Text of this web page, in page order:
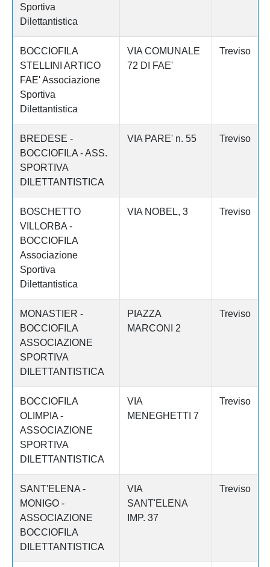
Sportiva
Dilettantistica
BOCCIOFILA
STELLINI ARTICO
FAE' Associazione
Sportiva
Dilettantistica
VIA COMUNALE
72 DI FAE'
Treviso
BREDESE -
BOCCIOFILA - ASS.
SPORTIVA
DILETTANTISTICA
VIA PARE' n. 55 Treviso
BOSCHETTO
VILLORBA -
BOCCIOFILA
Associazione
Sportiva
Dilettantistica
VIA NOBEL, 3 Treviso
MONASTIER -
BOCCIOFILA
ASSOCIAZIONE
SPORTIVA
DILETTANTISTICA
PIAZZA
MARCONI 2
Treviso
BOCCIOFILA
OLIMPIA -
ASSOCIAZIONE
SPORTIVA
DILETTANTISTICA
VIA
MENEGHETTI 7
Treviso
SANT'ELENA -
MONIGO -
ASSOCIAZIONE
BOCCIOFILA
DILETTANTISTICA
VIA
SANT'ELENA
IMP. 37
Treviso